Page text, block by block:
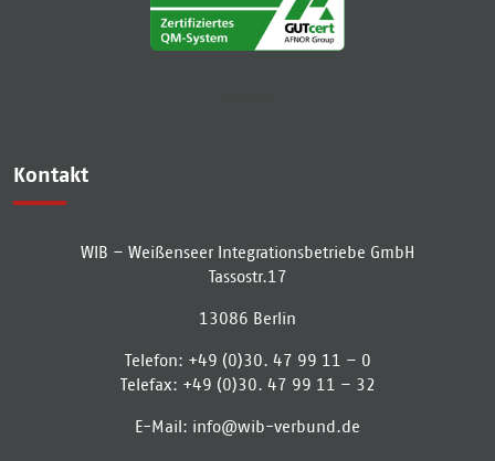
Kontakt
WIB – Weißenseer Integrationsbetriebe GmbH
Tassostr.17
13086 Berlin
Telefon: +49 (0)30. 47 99 11 – 0
Telefax: +49 (0)30. 47 99 11 – 32
E-Mail: info­@­wib-verbund­.­de